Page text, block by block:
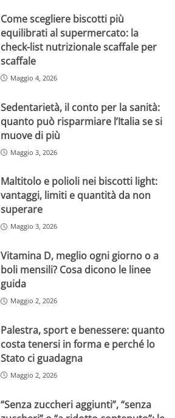
Come scegliere biscotti più
equilibrati al supermercato: la
check-list nutrizionale scaffale per
scaffale
Maggio 4, 2026
Sedentarietà, il conto per la sanità:
quanto può risparmiare l’Italia se si
muove di più
Maggio 3, 2026
Maltitolo e polioli nei biscotti light:
vantaggi, limiti e quantità da non
superare
Maggio 3, 2026
Vitamina D, meglio ogni giorno o a
boli mensili? Cosa dicono le linee
guida
Maggio 2, 2026
Palestra, sport e benessere: quanto
costa tenersi in forma e perché lo
Stato ci guadagna
Maggio 2, 2026
“Senza zuccheri aggiunti”, “senza